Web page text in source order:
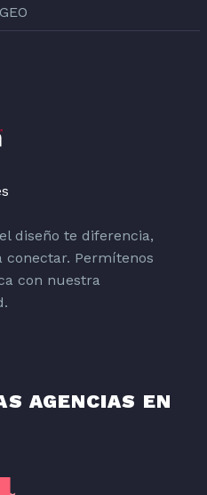
diseño te diferencia,
Permítenos
con nuestra
AGENCIAS EN